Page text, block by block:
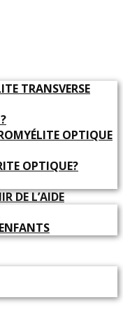
TRANSVERSE
OPTIQUE
OPTIQUE?
DE L’AIDE